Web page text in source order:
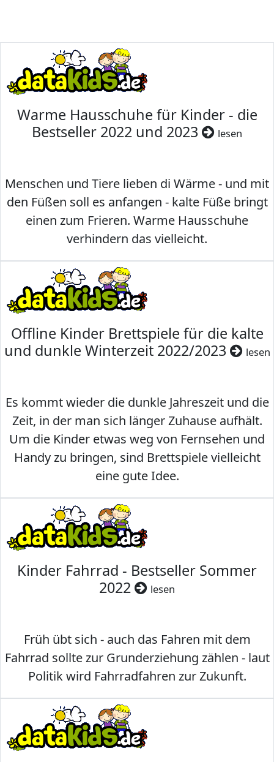
Warme Hausschuhe für Kinder - die
Bestseller 2022 und 2023
lesen
Menschen und Tiere lieben di Wärme - und mit
den Füßen soll es anfangen - kalte Füße bringt
einen zum Frieren. Warme Hausschuhe
verhindern das vielleicht.
Offline Kinder Brettspiele für die kalte
und dunkle Winterzeit 2022/2023
lesen
Es kommt wieder die dunkle Jahreszeit und die
Zeit, in der man sich länger Zuhause aufhält.
Um die Kinder etwas weg von Fernsehen und
Handy zu bringen, sind Brettspiele vielleicht
eine gute Idee.
Kinder Fahrrad - Bestseller Sommer
2022
lesen
Früh übt sich - auch das Fahren mit dem
Fahrrad sollte zur Grunderziehung zählen - laut
Politik wird Fahrradfahren zur Zukunft.